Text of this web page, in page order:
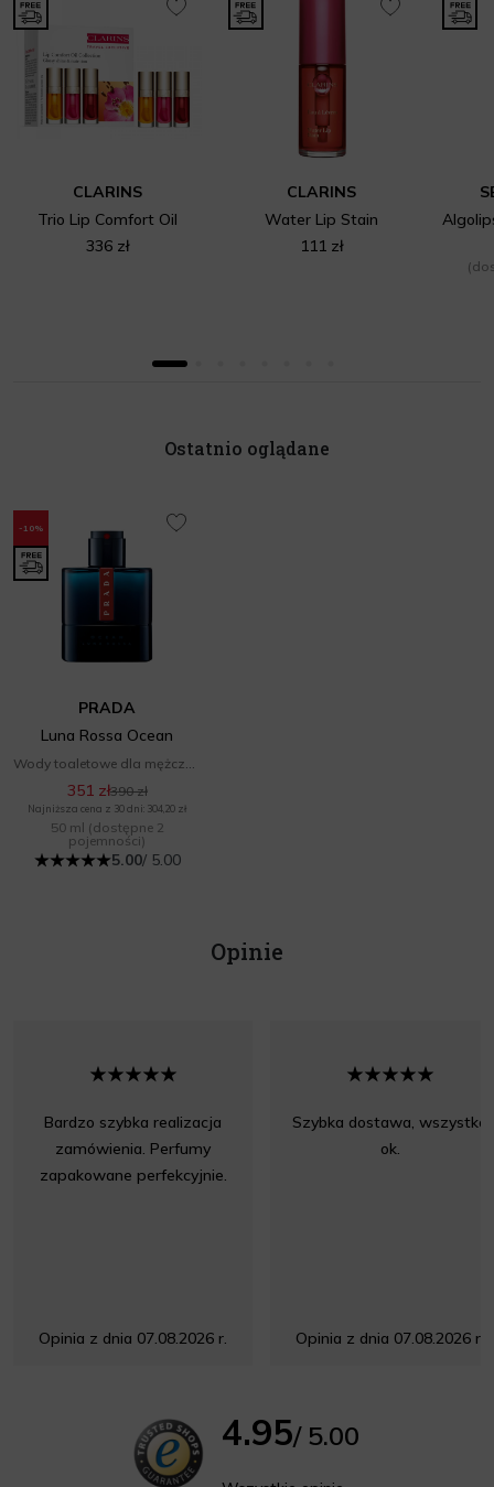
CLARINS
Trio Lip Comfort Oil
336 zł
CLARINS
Water Lip Stain
111 zł
Ostatnio oglądane
-10%
PRADA
Luna Rossa Ocean
351 zł390 zł
Najniższa cena z 30 dni: 304,20 zł
50 ml (dostępne 2
pojemności)
5.00/ 5.00
Opinie
Bardzo szybka realizacja
zamówienia. Perfumy
zapakowane perfekcyjnie.
Opinia z dnia 07.08.2026 r.
Szybka dostawa, wszystko
ok.
Opinia z dnia 07.08.2026 r.
4.95/ 5.00